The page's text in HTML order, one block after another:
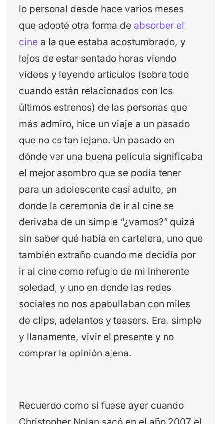
lo personal desde hace varios meses
que adopté otra forma de absorber el
cine a la que estaba acostumbrado, y
lejos de estar sentado horas viendo
vídeos y leyendo artículos (sobre todo
cuando están relacionados con los
últimos estrenos) de las personas que
más admiro, hice un viaje a un pasado
que no es tan lejano. Un pasado en
dónde ver una buena película significaba
el mejor asombro que se podía tener
para un adolescente casi adulto, en
donde la ceremonia de ir al cine se
derivaba de un simple “¿vamos?” quizá
sin saber qué había en cartelera, uno que
también extraño cuando me decidía por
ir al cine como refugio de mi inherente
soledad, y uno en donde las redes
sociales no nos apabullaban con miles
de clips, adelantos y teasers. Era, simple
y llanamente, vivir el presente y no
comprar la opinión ajena.
Recuerdo como si fuese ayer cuando
Christopher Nolan sacó en el año 2007 el